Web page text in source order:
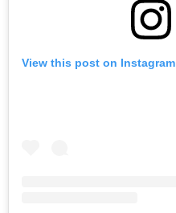
View this post on Instagram